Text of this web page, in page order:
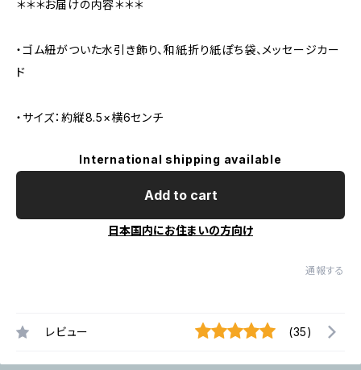
＊＊＊お届けの内容＊＊＊
・ゴム紐がついた水引き飾り、和紙折り紙ぽち袋、メッセージカー
ド
・サイズ：約縦8.5×横6センチ
International shipping available
Add to cart
日本国内にお住まいの方向け
通報する
レビュー (35)